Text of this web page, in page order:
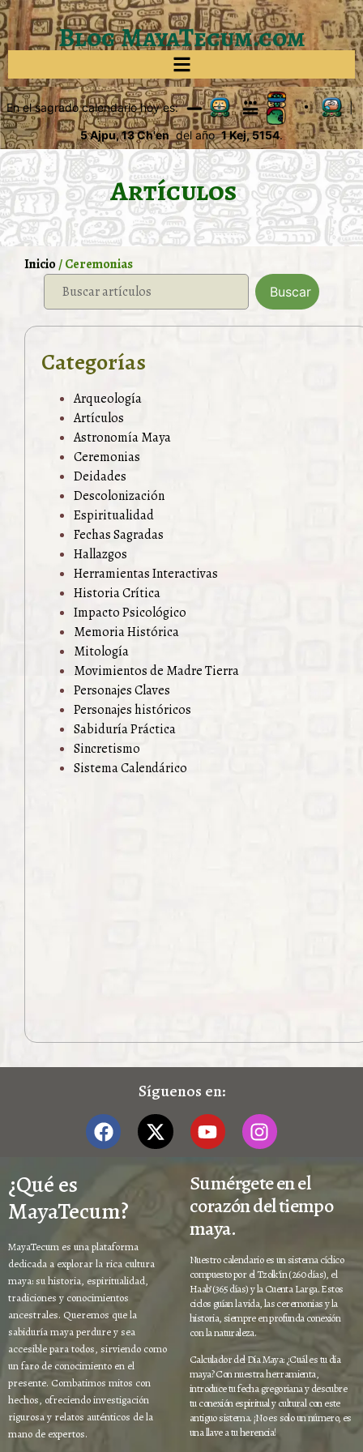
Blog MayaTecum.com
En el sagrado calendario hoy es:
|
5 Ajpu, 13 Ch'endel año1 Kej, 5154.
Artículos
Inicio/ Ceremonias
Buscar
Categorías
Arqueología
Artículos
Astronomía Maya
Ceremonias
Deidades
Descolonización
Espiritualidad
Fechas Sagradas
Hallazgos
Herramientas Interactivas
Historia Crítica
Impacto Psicológico
Memoria Histórica
Mitología
Movimientos de Madre Tierra
Personajes Claves
Personajes históricos
Sabiduría Práctica
Sincretismo
Sistema Calendárico
Síguenos en:
¿Qué es
MayaTecum?
MayaTecum es una plataforma
dedicada a explorar la rica cultura
maya: su historia, espiritualidad,
tradiciones y conocimientos
ancestrales. Queremos que la
sabiduría maya perdure y sea
accesible para todos, sirviendo como
un faro de conocimiento en el
presente. Combatimos mitos con
hechos, ofreciendo investigación
rigurosa y relatos auténticos de la
mano de expertos.
Sumérgete en el
corazón del tiempo
maya.
Nuestro calendario es un sistema cíclico
compuesto por el Tzolk’in (260 días), el
Haab’ (365 días) y la Cuenta Larga. Estos
ciclos guían la vida, las ceremonias y la
historia, siempre en profunda conexión
con la naturaleza.
Calculador del Día Maya: ¿Cuál es tu día
maya? Con nuestra herramienta,
introduce tu fecha gregoriana y descubre
tu conexión espiritual y cultural con este
antiguo sistema. ¡No es solo un número, es
una llave a tu herencia!